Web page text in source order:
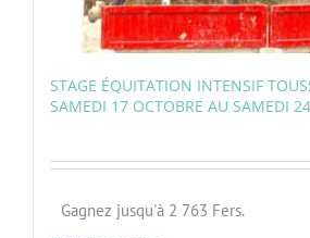
STAGE ÉQUITATION INTENSIF
SAMEDI 17 OCTOBRE AU SAMEDI
Gagnez jusqu'à 2 763 Fers.